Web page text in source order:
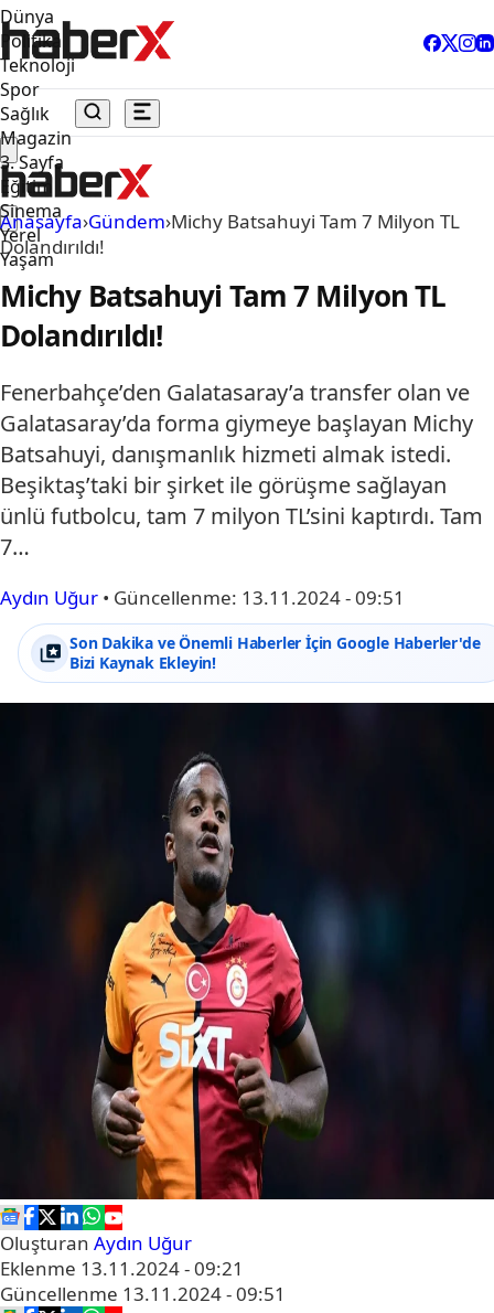
Dünya
Politika
Teknoloji
Spor
Sağlık
Magazin
3. Sayfa
Eğitim
Sinema
Yerel
Yaşam
Anasayfa›Gündem›Michy Batsahuyi Tam 7 Milyon TL
Dolandırıldı!
Michy Batsahuyi Tam 7 Milyon TL
Dolandırıldı!
Fenerbahçe’den Galatasaray’a transfer olan ve
Galatasaray’da forma giymeye başlayan Michy
Batsahuyi, danışmanlık hizmeti almak istedi.
Beşiktaş’taki bir şirket ile görüşme sağlayan
ünlü futbolcu, tam 7 milyon TL’sini kaptırdı. Tam
7…
Aydın Uğur • Güncellenme: 13.11.2024 - 09:51
Son Dakika ve Önemli Haberler İçin Google Haberler'de
Bizi Kaynak Ekleyin!
Oluşturan Aydın Uğur
Eklenme 13.11.2024 - 09:21
Güncellenme 13.11.2024 - 09:51